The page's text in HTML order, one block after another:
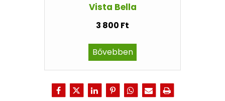
Vista Bella
3 800 Ft
Bővebben